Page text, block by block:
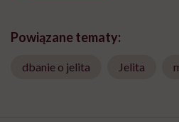
Powiązane tematy:
dbanie o jelita Jelita